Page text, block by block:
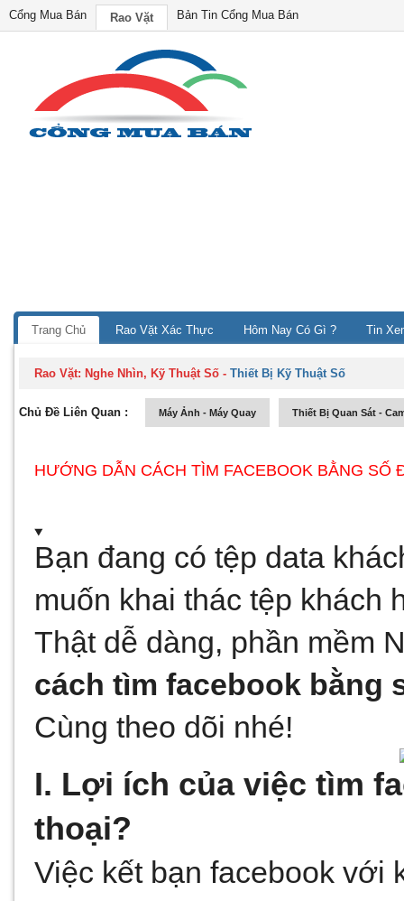
Cổng Mua Bán Rao Vặt Bản Tin Cổng Mua Bán
Trang Chủ Rao Vặt Xác Thực Hôm Nay Có Gì ? Tin
Rao Vặt: Nghe Nhìn, Kỹ Thuật Số -Thiết Bị Kỹ Thuật Số
Chủ Đề Liên Quan : Máy Ảnh - Máy Quay Thiết Bị Quan Sát -
HƯỚNG DẪN CÁCH TÌM FACEBOOK BẰNG SỐ
Bạn đang có tệp data
muốn khai thác tệp khách
cách tìm facebook bằng
Cùng theo dõi nhé!
I. Lợi ích của việc tìm
thoại?
Việc kết bạn facebook với